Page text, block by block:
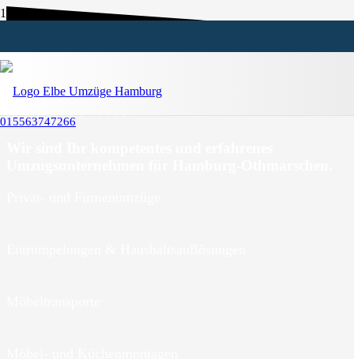
015563747266
Umzugsunternehmen Hamburg-